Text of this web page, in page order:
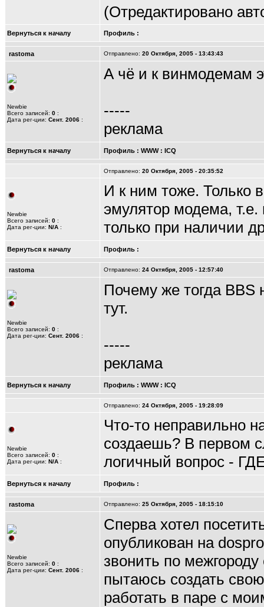
(Отредактировано
Вернуться к началу Профиль :
rastoma Отправлено: 20 Октября, 2005 - 13:43:43
Newbie
Всего записей: 0 :
Дата рег-ции: Сент. 2006 :
А чё и к винмодемам
-----
реклама
Вернуться к началу Профиль : WWW: ICQ
Отправлено: 20 Октября, 2005 - 20:35:52
Newbie
Всего записей: 0 :
Дата рег-ции: N/A :
И к ним тоже. Только
эмулятор модема,
только при наличии
Вернуться к началу Профиль :
rastoma Отправлено: 24 Октября, 2005 - 12:57:40
Newbie
Всего записей: 0 :
Дата рег-ции: Сент. 2006 :
Почему же тогда BBS
тут.
-----
реклама
Вернуться к началу Профиль : WWW: ICQ
Отправлено: 24 Октября, 2005 - 19:28:09
Newbie
Всего записей: 0 :
Дата рег-ции: N/A :
Что-то неправильно
создаешь? В первом
логичный вопрос -
Вернуться к началу Профиль :
rastoma Отправлено: 25 Октября, 2005 - 18:15:10
Newbie
Всего записей: 0 :
Дата рег-ции: Сент. 2006 :
Сперва хотел
опубликован на
звонить по
пытаюсь создать
работать в паре с